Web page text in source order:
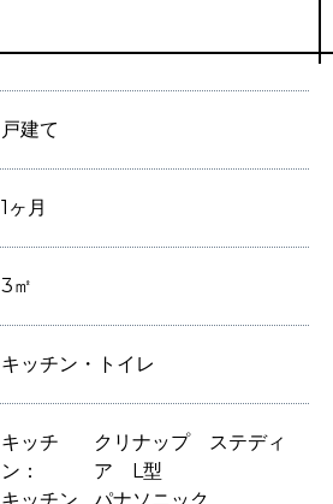
戸建て
1ヶ月
3㎡
キッチン・トイレ
キッチ
ン
クリナップ ステディ
ア L型
キッチン
パナソニック